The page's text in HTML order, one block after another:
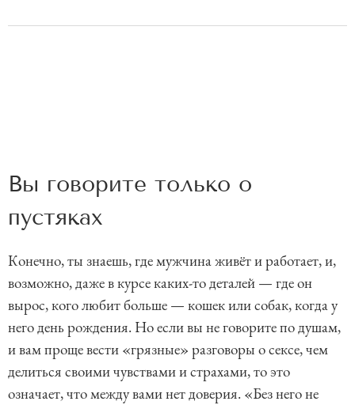
Вы говорите только о
пустяках
Конечно, ты знаешь, где мужчина живёт и работает, и,
возможно, даже в курсе каких-то деталей — где он
вырос, кого любит больше — кошек или собак, когда у
него день рождения. Но если вы не говорите по душам,
и вам проще вести «грязные» разговоры о сексе, чем
делиться своими чувствами и страхами, то это
означает, что между вами нет доверия. «Без него не